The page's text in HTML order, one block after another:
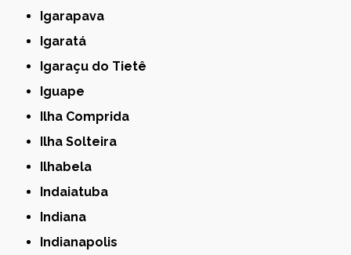
Igarapava
Igaratá
Igaraçu do Tietê
Iguape
Ilha Comprida
Ilha Solteira
Ilhabela
Indaiatuba
Indiana
Indianapolis